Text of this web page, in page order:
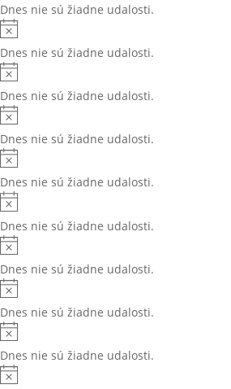
Dnes nie sú žiadne udalosti.
Dnes nie sú žiadne udalosti.
Dnes nie sú žiadne udalosti.
Dnes nie sú žiadne udalosti.
Dnes nie sú žiadne udalosti.
Dnes nie sú žiadne udalosti.
Dnes nie sú žiadne udalosti.
Dnes nie sú žiadne udalosti.
Dnes nie sú žiadne udalosti.